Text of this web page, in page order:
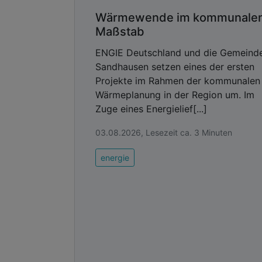
Wärmewende im
Maßstab
ENGIE Deutschland und die
Sandhausen setzen eines der ersten
Projekte im Rahmen der kommunalen
Wärmeplanung in der Region um. Im
Zuge eines Energielief[...]
03.08.2026, Lesezeit ca. 3 Minuten
energie